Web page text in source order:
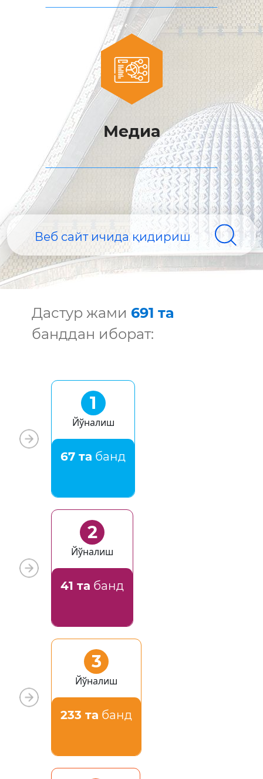
Медиа
Дастур жами 691 та
банддан иборат:
1
Йўналиш
67 та банд
2
Йўналиш
41 та банд
3
Йўналиш
233 та банд